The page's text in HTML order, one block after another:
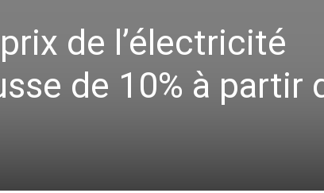
de l’électricité
de 10% à partir